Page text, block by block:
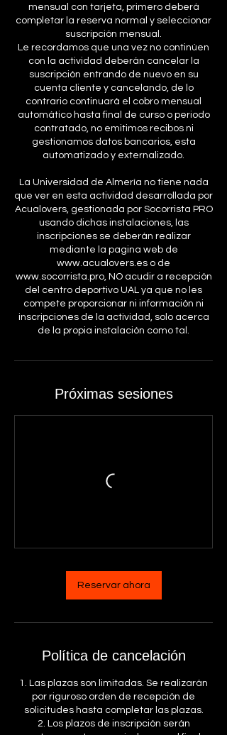
mensual con tarjeta, primero deberá
completar la reserva normal y seleccionar
suscripción mensual.
Le recordamos que una vez no continúen
con la actividad deberán cancelar la
suscripción entrando de nuevo en su
cuenta cliente y cancelando, de lo
contrario continuará el cobro mensual
automático hasta final de curso o periodo
contratado, no emitimos recibos ni
gestionamos datos bancarios, esta
automatizado y externalizado.
La Universidad de Almería no tiene nada
que ver en esta actividad desarrollada por
Acualovers, gestionada por Socorrista PRO
usando dichas instalaciones, las
inscripciones se deberán realizar
mediante la pagina web de
www.acualovers.es o de
www.socorrista.pro, NO acudir a recepción
del centro deportivo UAL ya que no les
compete proporcionar ni información ni
inscripciones de la actividad, solo acerca
de la propia instalación como tal.
Próximas sesiones
Reservar ahora
Política de cancelación
1. Las plazas son limitadas. Se realizarán
por riguroso orden de recepción de
solicitudes hasta completar las plazas.
2. Los plazos de inscripción serán